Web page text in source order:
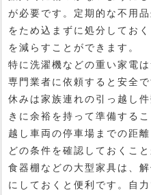
が必要です。定期的な不用
をため込まずに処分してお
を減らすことができます。
特に洗濯機などの重い家電
専門業者に依頼すると安全
休みは家族連れの引っ越し
きに余裕を持って準備する
越し車両の停車場までの距
どの条件を確認しておくこと
食器棚などの大型家具は、
にしておくと便利です。自